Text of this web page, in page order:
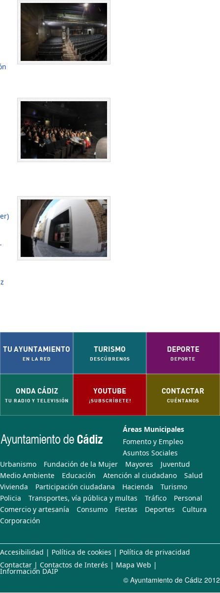
TU AYUNTAMIENTO
EN LA RED
TURISMO
DESCÚBRENOS
DEPORTE
DEPORTE
ONDA CÁDIZ
TU RADIO Y TELEVISIÓN
YOUTUBE
¡SUBSCRÍBETE!
CONTACTAR
CUÉNTANOS
Áreas Municipales
Fomento y Empleo
Asuntos Sociales
Urbanismo
Fundación de la Mujer Mayores
Juventud
Medio Ambiente
Educación Atención al ciudadano
Salud
Vivienda
Participación ciudadana Hacienda
Turismo
Policia
Transportes, vía pública y multas Tráfico
Personal
Comercio y artesanía
Consumo Fiestas Deportes
Cultura
Corporación
Accesibilidad | Política de cookies | Política de privacidad
Contactar | Contactos de Interés | Mapa Web |
Información DAIP
© Ayuntamiento de Cádiz 2012